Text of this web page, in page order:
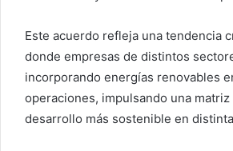
Este acuerdo refleja una tendencia
donde empresas de distintos
incorporando energías renovables
operaciones, impulsando una matriz
desarrollo más sostenible en